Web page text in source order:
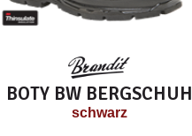
BOTY BW BERGSCHUH
schwarz